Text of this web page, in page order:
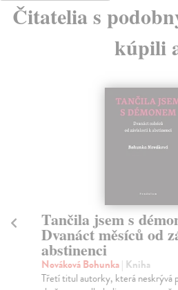
Čitatelia s
kúpili
Tančila jsem s
Dvanáct měsíců od
abstinenci
Nováková Bohunka| Kniha
Třetí titul autorky, která neskrývá